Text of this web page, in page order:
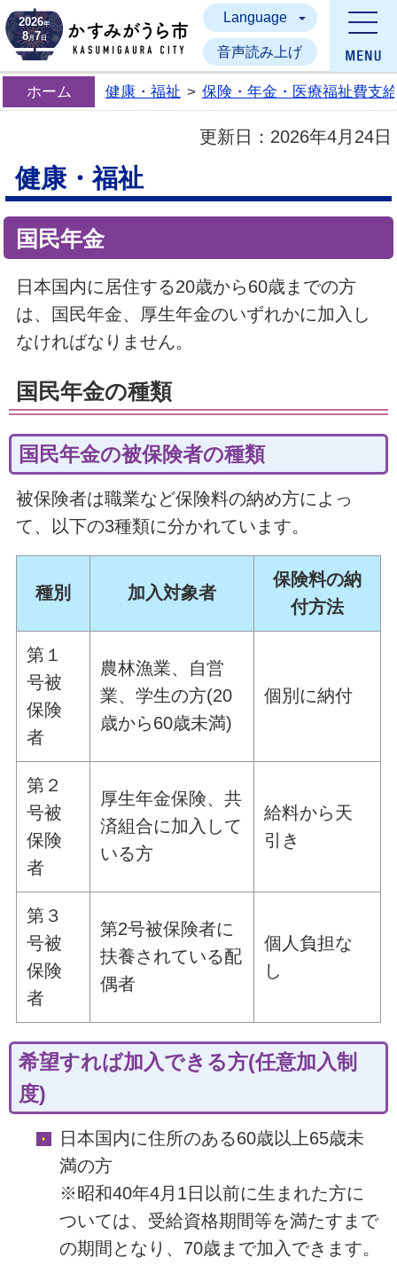
かすみがうら市
2026年
8月7日
Language
音声読み上げ
ホーム 健康・福祉 > 保険・年金・医療福祉費支
更新日： 2026年4月24日
健康・福祉
国民年金
日本国内に居住する20歳から60歳までの方
は、国民年金、厚生年金のいずれかに加入し
なければなりません。
国民年金の種類
国民年金の被保険者の種類
被保険者は職業など保険料の納め方によっ
て、以下の3種類に分かれています。
種別 加入対象者
保険料の納
付方法
第１
号被
保険
者
農林漁業、自営
業、学生の方(20
歳から60歳未満)
個別に納付
第２
号被
保険
者
厚生年金保険、共
済組合に加入して
いる方
給料から天
引き
第３
号被
保険
者
第2号被保険者に
扶養されている配
偶者
個人負担な
し
希望すれば加入できる方(任意加入制
度)
日本国内に住所のある60歳以上65歳未
満の方
※昭和40年4月1日以前に生まれた方に
ついては、受給資格期間等を満たすまで
の期間となり、70歳まで加入できます。